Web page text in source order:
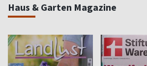
Haus & Garten Magazine